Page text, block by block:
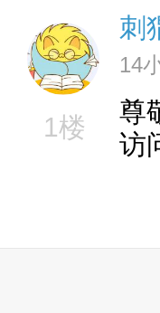
1楼
刺
14
尊
访